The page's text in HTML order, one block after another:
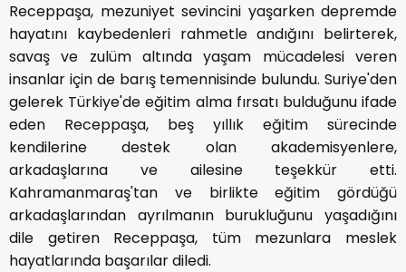
Receppaşa, mezuniyet sevincini yaşarken depremde
hayatını kaybedenleri rahmetle andığını belirterek,
savaş ve zulüm altında yaşam mücadelesi veren
insanlar için de barış temennisinde bulundu. Suriye'den
gelerek Türkiye'de eğitim alma fırsatı bulduğunu ifade
eden Receppaşa, beş yıllık eğitim sürecinde
kendilerine destek olan akademisyenlere,
arkadaşlarına ve ailesine teşekkür etti.
Kahramanmaraş'tan ve birlikte eğitim gördüğü
arkadaşlarından ayrılmanın burukluğunu yaşadığını
dile getiren Receppaşa, tüm mezunlara meslek
hayatlarında başarılar diledi.